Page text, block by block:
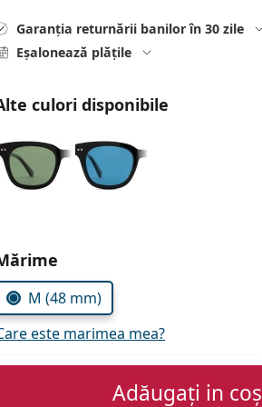
Garanția returnării banilor în 30 zile
Eșalonează plățile
culori disponibile
parametrii
M (48 mm)
este marimea mea?
Adăugați in coș